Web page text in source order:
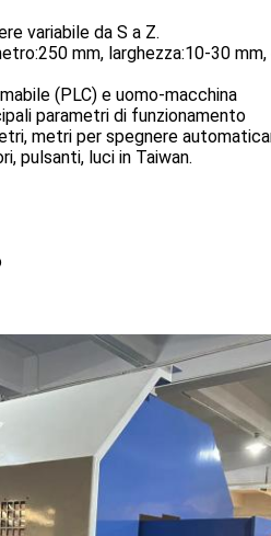
variabile da S a Z.
mm, larghezza:10-30
(PLC) e uomo-macchina
parametri di funzionamento
metri per spegnere
pulsanti, luci in Taiwan.